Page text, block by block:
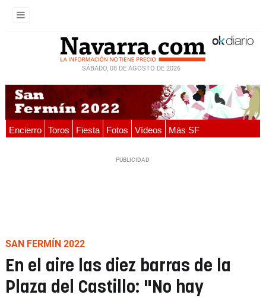
SÁBADO, 08 DE AGOSTO DE 2026
Encierro Toros Fiesta Fotos Vídeos Más SF
SAN FERMÍN 2022
En el aire las diez barras de la
Plaza del Castillo: "No hay